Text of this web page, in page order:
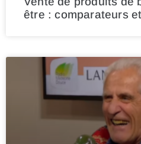
être : comparateurs